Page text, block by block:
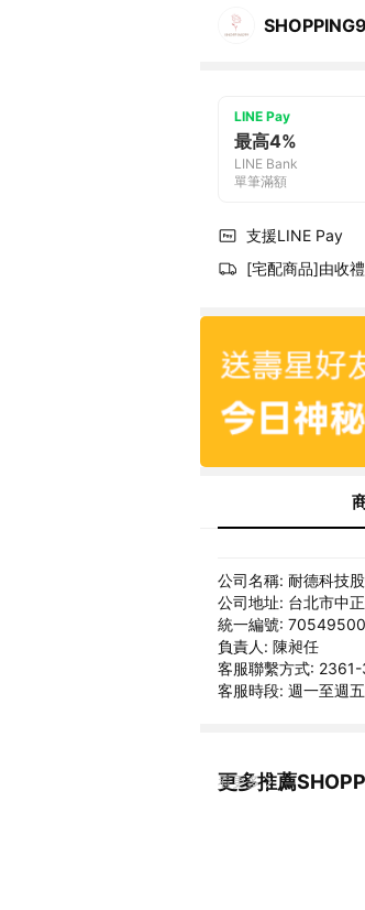
LINE Pay
最高4%
LINE Bank
單筆滿額
支援LINE Pay
[宅配商品]由收
公司名稱: 耐德科技
公司地址: 台北市中
統一編號: 70549500
負責人: 陳昶任
客服聯繫方式:
客服時段: 週一至週
更多推薦
看更多